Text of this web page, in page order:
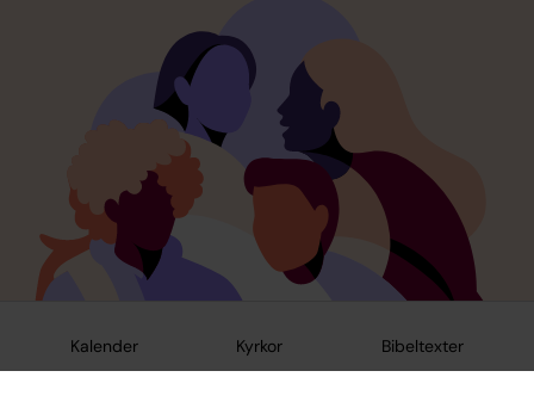
Kalender Kyrkor Bibeltexter